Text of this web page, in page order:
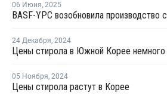
06 Июня, 2025
BASF-YPC возобновила производство
24 Декабря, 2024
Цены стирола в Южной Корее немного
05 Ноября, 2024
Цены стирола растут в Корее